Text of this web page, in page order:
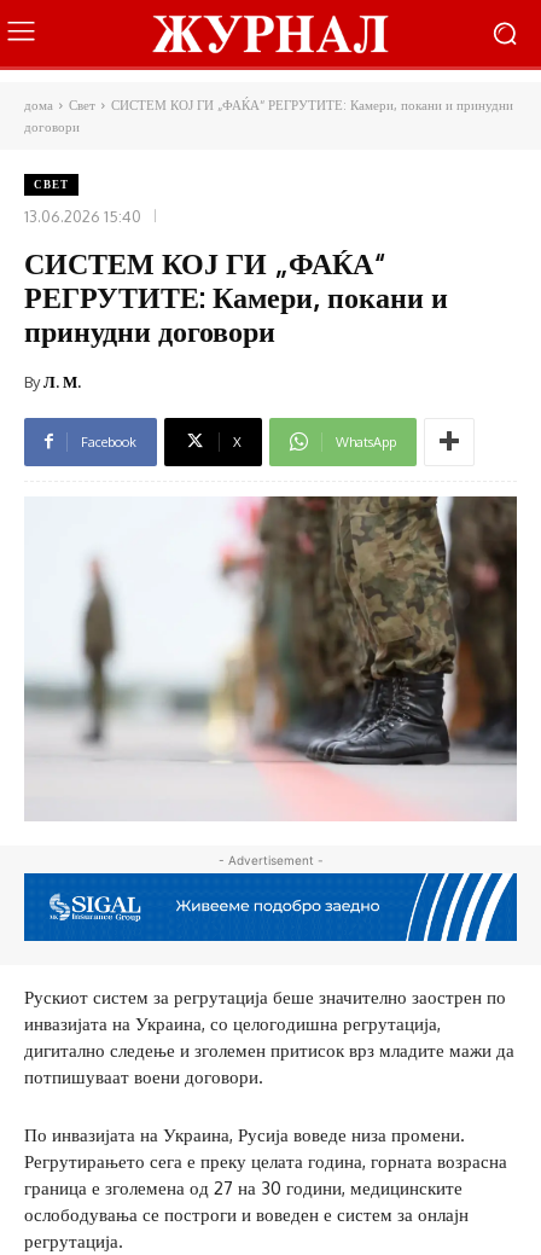
дома Свет
СИСТЕМ КОЈ ГИ „ФАЌА“ РЕГРУТИТЕ: Камери, покани и принудни
договори
СВЕТ
13.06.2026 15:40
СИСТЕМ КОЈ ГИ „ФАЌА“
РЕГРУТИТЕ: Камери, покани и
принудни договори
ByЛ. М.
Facebook X WhatsApp
- Advertisement -
Рускиот систем за регрутација беше значително заострен по
инвазијата на Украина, со целогодишна регрутација,
дигитално следење и зголемен притисок врз младите мажи да
потпишуваат воени договори.
По инвазијата на Украина, Русија воведе низа промени.
Регрутирањето сега е преку целата година, горната возрасна
граница е зголемена од 27 на 30 години, медицинските
ослободувања се построги и воведен е систем за онлајн
регрутација.